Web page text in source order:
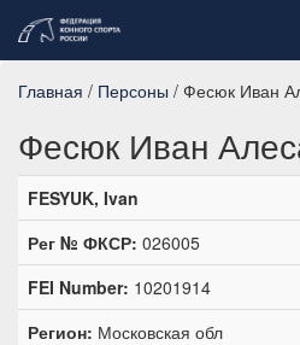
Главная / Персоны / Фесюк Иван
Фесюк Иван
FESYUK, Ivan
Рег № ФКСР: 026005
FEI Number: 10201914
Регион: Московская обл